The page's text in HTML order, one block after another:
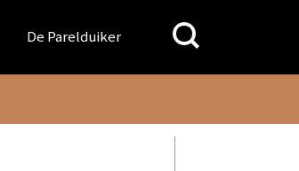
De Parelduiker
Search
for: